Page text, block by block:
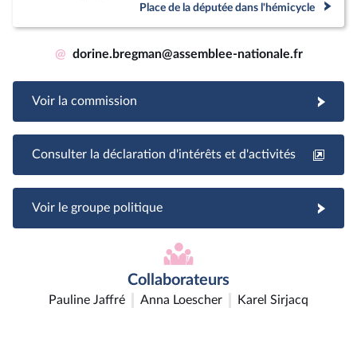
Place de la députée dans l'hémicycle
@ dorine.bregman@assemblee-nationale.fr
Voir la commission
Consulter la déclaration d'intérêts et d'activités
Voir le groupe politique
Collaborateurs
Pauline Jaffré Anna Loescher Karel Sirjacq